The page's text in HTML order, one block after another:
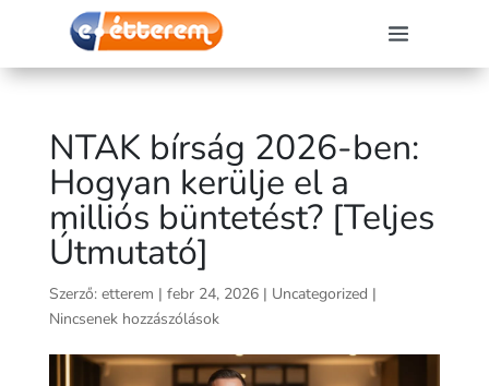
NTAK bírság 2026-ben:
Hogyan kerülje el a
milliós büntetést? [Teljes
Útmutató]
Szerző: etterem | febr 24, 2026| Uncategorized |
Nincsenek hozzászólások